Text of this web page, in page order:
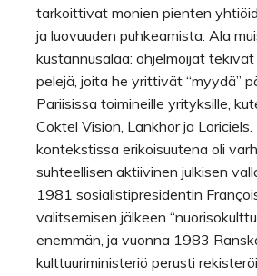
tarkoittivat monien pienten
ja luovuuden puhkeamista. Ala
kustannusalaa: ohjelmoijat tekivät
pelejä, joita he yrittivät “myydä”
Pariisissa toimineille yrityksille,
Coktel Vision, Lankhor ja Loriciels.
kontekstissa erikoisuutena oli
suhteellisen aktiivinen julkisen
1981 sosialistipresidentin
valitsemisen jälkeen
enemmän, ja vuonna 1983
kulttuuriministeriö perusti